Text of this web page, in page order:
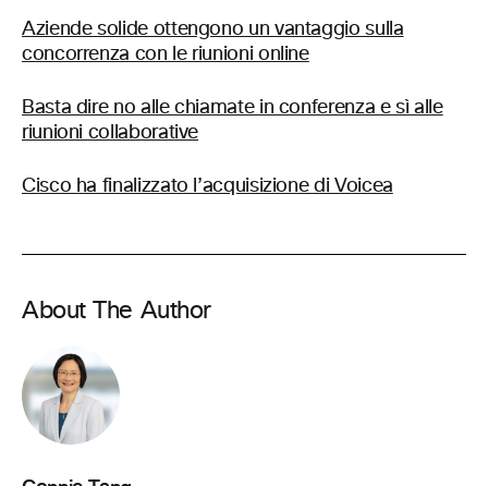
Aziende solide ottengono un vantaggio sulla
concorrenza con le riunioni online
Basta dire no alle chiamate in conferenza e sì alle
riunioni collaborative
Cisco ha finalizzato l’acquisizione di Voicea
About The Author